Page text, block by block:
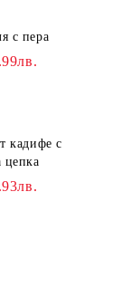
с пера
кадифе с
цепка